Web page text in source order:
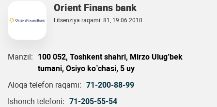
Orient Finans bank
Litsenziya raqami: 81, 19.06.2010
Manzil:
100 052, Toshkent shahri, Mirzo Ulug’bek
tumani, Osiyo ko’chasi, 5 uy
Aloqa telefon raqami: 71-200-88-99
Ishonch telefoni: 71-205-55-54